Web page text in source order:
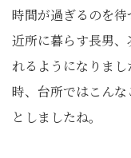
時間が過ぎるのを
近所に暮らす長男
れるようになりま
時、台所ではこん
としましたね。